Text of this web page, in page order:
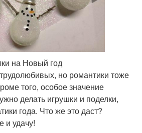
на Новый год
но романтики тоже
того, особое значение
делать игрушки и поделки,
года. Что же это даст?
и удачу!